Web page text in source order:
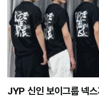
JYP 신인 보이그룹 넥